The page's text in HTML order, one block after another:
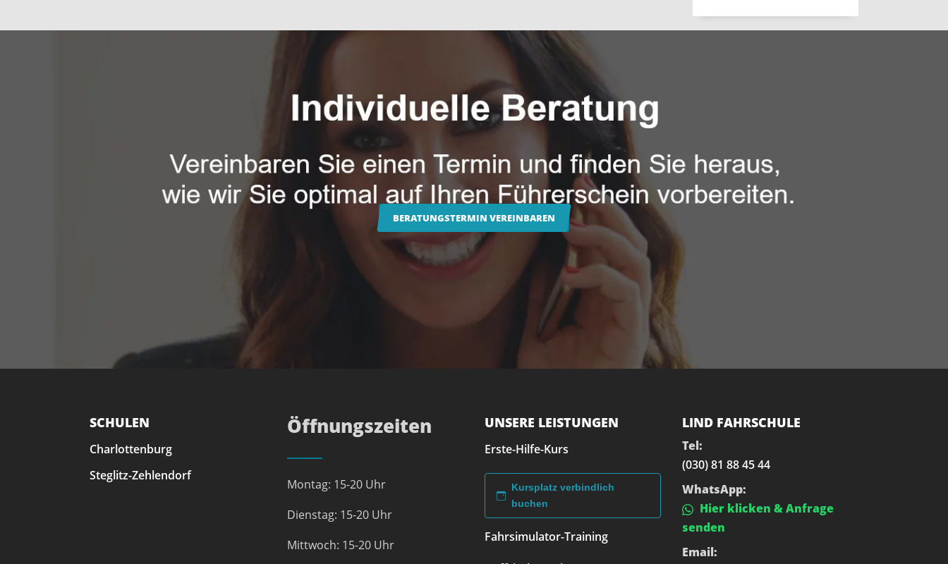
BERATUNGSTERMIN VEREINBAREN
SCHULEN
Charlottenburg
Steglitz-Zehlendorf
Öffnungszeiten
Montag: 15-20 Uhr
Dienstag: 15-20 Uhr
Mittwoch: 15-20 Uhr
UNSERE LEISTUNGEN
Erste-Hilfe-Kurs
Kursplatz verbindlich
buchen
Fahrsimulator-Training
LIND FAHRSCHULE
Tel:
(030) 81 88 45 44
WhatsApp:
Hier klicken & Anfrage
senden
Email: